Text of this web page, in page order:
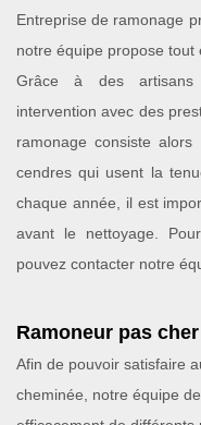
Entreprise de ramonage
notre équipe propose tout
Grâce à des artisans
intervention avec des
ramonage consiste
cendres qui usent la
chaque année, il est
avant le nettoyage.
pouvez contacter notre
Ramoneur pas
Afin de pouvoir satisfaire
cheminée, notre équipe